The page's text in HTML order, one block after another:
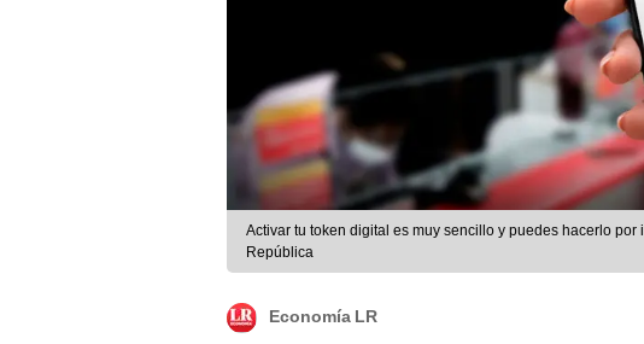
Activar tu token digital es muy sencillo y puedes hacerlo
República
Economía LR